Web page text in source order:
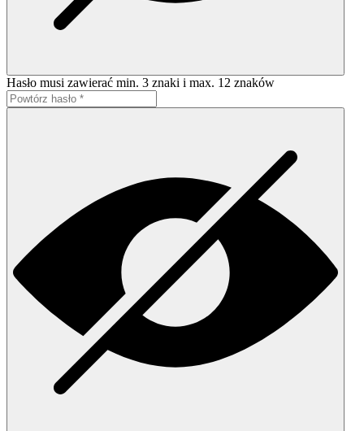
Hasło musi zawierać min. 3 znaki i max. 12 znaków